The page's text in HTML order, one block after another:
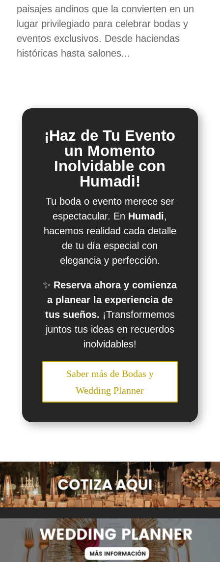
paisajes andinos que la convierten en un
lugar privilegiado para celebrar bodas y
eventos exclusivos. Desde haciendas
históricas hasta salones...
¡Haz de Tu Evento
un Momento
Inolvidable con
Humadi!
Tu boda o evento merece ser
espectacular. En Humadi,
hacemos realidad cada detalle
de tu día especial con
elegancia y perfección.
✨ Reserva ahora y comienza
a planear la experiencia de
tus sueños. ¡Transformemos
juntos tus ideas en recuerdos
inolvidables!
Saber más de Bodas y
Wedding Planner